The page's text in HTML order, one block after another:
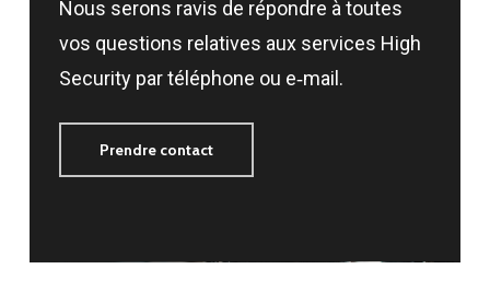
Nous serons ravis de répondre à toutes
vos questions relatives aux services High
Security par téléphone ou e‑mail.
Prendre contact